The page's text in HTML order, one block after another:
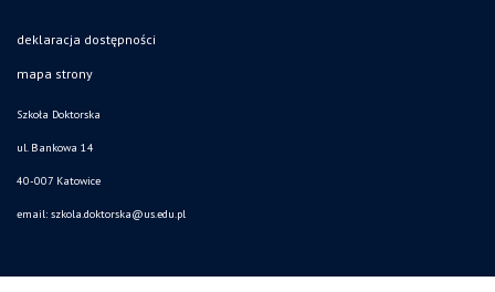
deklaracja dostępności
mapa strony
Szkoła Doktorska
ul. Bankowa 14
40-007 Katowice
email: szkola.doktorska@us.edu.pl